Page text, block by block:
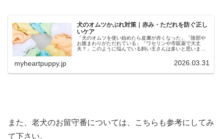
犬のオムツかぶれ対策｜赤み・ただれを防ぐ正し
いケア
「犬のオムツを使い始めたら皮膚が赤くなった」「陰部や
お腹まわりがただれている」「ワセリンや市販薬で大丈
夫？」このように悩んでいる飼い主さんは多いと思いま
myheartpuppy.jp 2026.03.31
また、老犬のお留守番については、こちらも参考にしてみ
て下さい。